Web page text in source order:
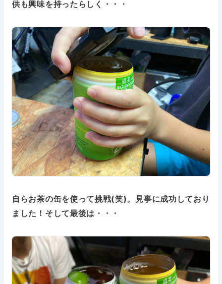
供も興味を持ったらしく・・・
自らお茶の缶を使って挑戦(笑)。見事に成功しており
ました！そして最後は・・・